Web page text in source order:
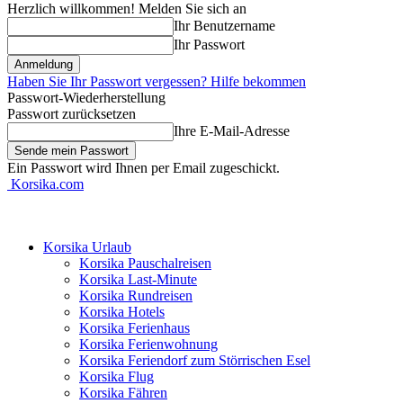
Herzlich willkommen! Melden Sie sich an
Ihr Benutzername
Ihr Passwort
Haben Sie Ihr Passwort vergessen? Hilfe bekommen
Passwort-Wiederherstellung
Passwort zurücksetzen
Ihre E-Mail-Adresse
Ein Passwort wird Ihnen per Email zugeschickt.
Korsika.com
Korsika Urlaub
Korsika Pauschalreisen
Korsika Last-Minute
Korsika Rundreisen
Korsika Hotels
Korsika Ferienhaus
Korsika Ferienwohnung
Korsika Feriendorf zum Störrischen Esel
Korsika Flug
Korsika Fähren